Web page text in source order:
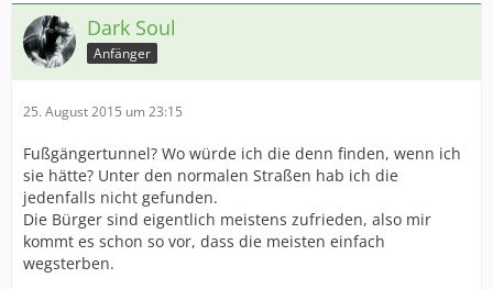
Dark Soul
Anfänger
25. August 2015 um 23:15
Fußgängertunnel? Wo würde ich die denn finden, wenn ich
sie hätte? Unter den normalen Straßen hab ich die
jedenfalls nicht gefunden.
Die Bürger sind eigentlich meistens zufrieden, also mir
kommt es schon so vor, dass die meisten einfach
wegsterben.